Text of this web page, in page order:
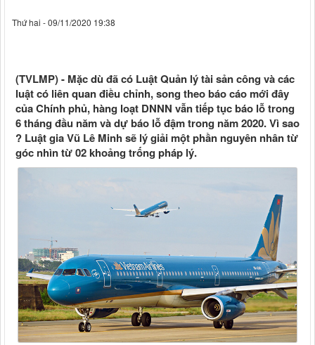
Thứ hai - 09/11/2020 19:38
(TVLMP) - Mặc dù đã có Luật Quản lý tài sản công và các
luật có liên quan điều chỉnh, song theo báo cáo mới đây
của Chính phủ, hàng loạt DNNN vẫn tiếp tục báo lỗ trong
6 tháng đầu năm và dự báo lỗ đậm trong năm 2020. Vì sao
? Luật gia Vũ Lê Minh sẽ lý giải một phần nguyên nhân từ
góc nhìn từ 02 khoảng trống pháp lý.